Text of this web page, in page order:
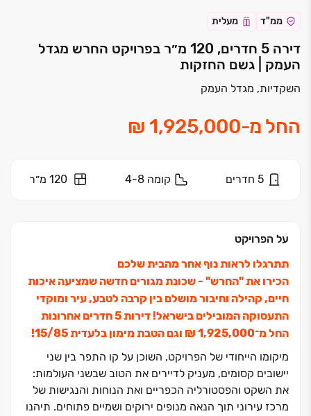
ממ"ד מעלית
דירה 5 חדרים, 120 מ״ר בפרויקט החרש מגדל
העמק | גשם החזקות
השקדיות, מגדל העמק
החל מ-
5 חדרים קומה 4-8 120 מ״ר
על הפרויקט
תתרגלו לראות נוף אחר מהבית שלכם
הכירו את "החרש" ‏- שכונת מגורים חדשה שמציעה איכות
חיים, קהילה וחיבור מושלם בין קרבה לטבע, עיר ומוקדי
התעסוקה המובילים בישראל! דירות ‏5 חדרים אחרונות
החל מ־‏1,925,000 ‏₪ וגם הטבת מימון בלעדית 15/85!
מיקומו הייחודי של הפרויקט, השוכן על קו התפר בין שני
יישובים קסומים, מעניק לדיירים את הטוב שבשני העולמות:
את השקט והפסטורליה הכפריים ואת הנוחות והנגישות של
מרכז עירוני תוך הנאה מנופים ירוקים ושמיים פתוחים. תיהנו